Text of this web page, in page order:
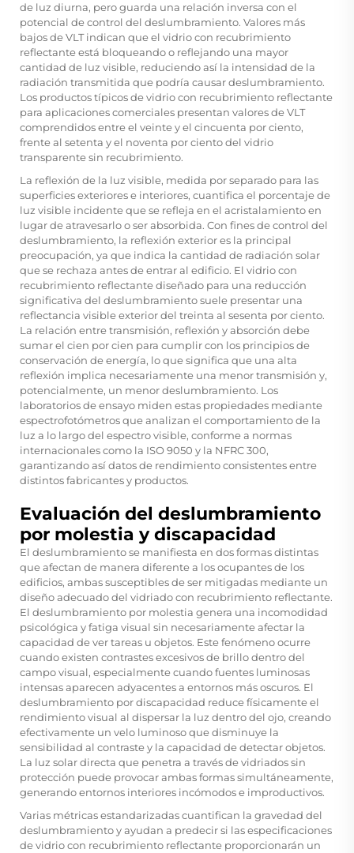
de luz diurna, pero guarda una relación inversa con el
potencial de control del deslumbramiento. Valores más
bajos de VLT indican que el vidrio con recubrimiento
reflectante está bloqueando o reflejando una mayor
cantidad de luz visible, reduciendo así la intensidad de la
radiación transmitida que podría causar deslumbramiento.
Los productos típicos de vidrio con recubrimiento reflectante
para aplicaciones comerciales presentan valores de VLT
comprendidos entre el veinte y el cincuenta por ciento,
frente al setenta y el noventa por ciento del vidrio
transparente sin recubrimiento.
La reflexión de la luz visible, medida por separado para las
superficies exteriores e interiores, cuantifica el porcentaje de
luz visible incidente que se refleja en el acristalamiento en
lugar de atravesarlo o ser absorbida. Con fines de control del
deslumbramiento, la reflexión exterior es la principal
preocupación, ya que indica la cantidad de radiación solar
que se rechaza antes de entrar al edificio. El vidrio con
recubrimiento reflectante diseñado para una reducción
significativa del deslumbramiento suele presentar una
reflectancia visible exterior del treinta al sesenta por ciento.
La relación entre transmisión, reflexión y absorción debe
sumar el cien por cien para cumplir con los principios de
conservación de energía, lo que significa que una alta
reflexión implica necesariamente una menor transmisión y,
potencialmente, un menor deslumbramiento. Los
laboratorios de ensayo miden estas propiedades mediante
espectrofotómetros que analizan el comportamiento de la
luz a lo largo del espectro visible, conforme a normas
internacionales como la ISO 9050 y la NFRC 300,
garantizando así datos de rendimiento consistentes entre
distintos fabricantes y productos.
Evaluación del deslumbramiento
por molestia y discapacidad
El deslumbramiento se manifiesta en dos formas distintas
que afectan de manera diferente a los ocupantes de los
edificios, ambas susceptibles de ser mitigadas mediante un
diseño adecuado del vidriado con recubrimiento reflectante.
El deslumbramiento por molestia genera una incomodidad
psicológica y fatiga visual sin necesariamente afectar la
capacidad de ver tareas u objetos. Este fenómeno ocurre
cuando existen contrastes excesivos de brillo dentro del
campo visual, especialmente cuando fuentes luminosas
intensas aparecen adyacentes a entornos más oscuros. El
deslumbramiento por discapacidad reduce físicamente el
rendimiento visual al dispersar la luz dentro del ojo, creando
efectivamente un velo luminoso que disminuye la
sensibilidad al contraste y la capacidad de detectar objetos.
La luz solar directa que penetra a través de vidriados sin
protección puede provocar ambas formas simultáneamente,
generando entornos interiores incómodos e improductivos.
Varias métricas estandarizadas cuantifican la gravedad del
deslumbramiento y ayudan a predecir si las especificaciones
de vidrio con recubrimiento reflectante proporcionarán un